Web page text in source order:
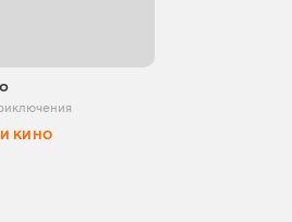
И КИНО